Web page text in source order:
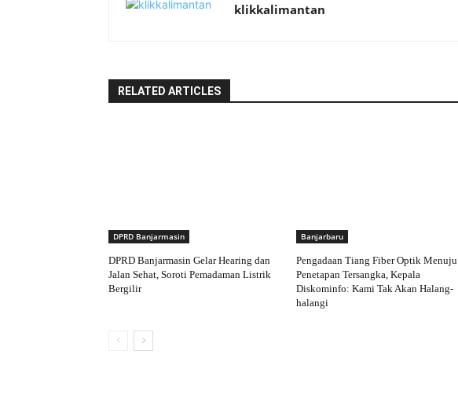
klikkalimantan
RELATED ARTICLES
DPRD Banjarmasin
DPRD Banjarmasin Gelar Hearing dan
Jalan Sehat, Soroti Pemadaman Listrik
Bergilir
Banjarbaru
Pengadaan Tiang Fiber Optik Menuju
Penetapan Tersangka, Kepala
Diskominfo: Kami Tak Akan Halang-
halangi